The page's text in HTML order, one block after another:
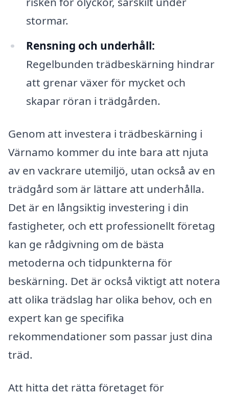
stormar.
Rensning och underhåll:
Regelbunden trädbeskärning hindrar
att grenar växer för mycket och
skapar röran i trädgården.
Genom att investera i trädbeskärning i
Värnamo kommer du inte bara att njuta
av en vackrare utemiljö, utan också av en
trädgård som är lättare att underhålla.
Det är en långsiktig investering i din
fastigheter, och ett professionellt företag
kan ge rådgivning om de bästa
metoderna och tidpunkterna för
beskärning. Det är också viktigt att notera
att olika trädslag har olika behov, och en
expert kan ge specifika
rekommendationer som passar just dina
träd.
Att hitta det rätta företaget för